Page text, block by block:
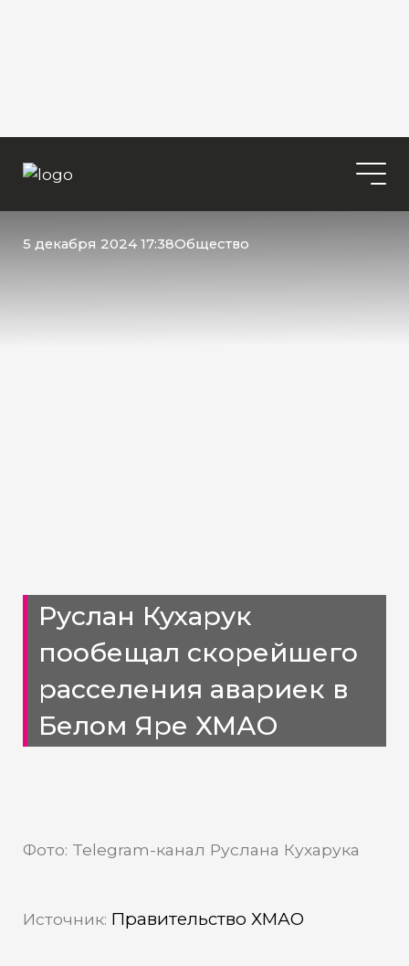
5 декабря 2024 17:38Общество
Руслан Кухарук
пообещал скорейшего
расселения авариек в
Белом Яре ХМАО
Фото: Telegram-канал Руслана Кухарука
Источник: Правительство ХМАО